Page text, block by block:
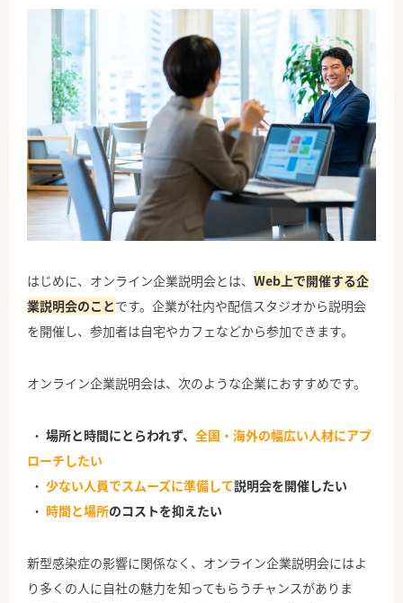
はじめに、オンライン企業説明会とは、 Web上で開催する企
業説明会のことです。企業が社内や配信スタジオから説明会
を開催し、参加者は自宅やカフェなどから参加できます。
オンライン企業説明会は、次のような企業におすすめです。
場所と時間にとらわれず、 全国・海外の幅広い人材にアプ
ローチしたい
少ない人員でスムーズに準備して説明会を開催したい
時間と場所のコストを抑えたい
新型感染症の影響に関係なく、オンライン企業説明会にはよ
り多くの人に自社の魅力を知ってもらうチャンスがありま